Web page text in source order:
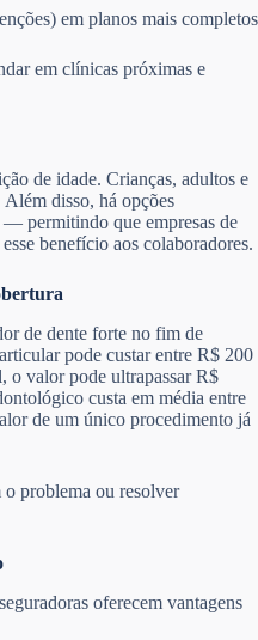
em planos mais completos
em clínicas próximas e
de idade. Crianças, adultos e
disso, há opções
permitindo que empresas de
benefício aos colaboradores.
de dente forte no fim de
pode custar entre R$ 200
o valor pode ultrapassar R$
custa em média entre
de um único procedimento já
o problema ou resolver
oferecem vantagens